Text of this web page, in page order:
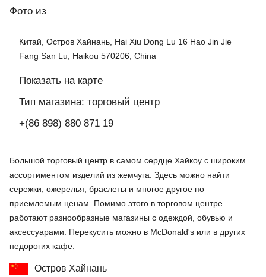
Фото из
Китай, Остров Хайнань, Hai Xiu Dong Lu 16 Hao Jin Jie
Fang San Lu, Haikou 570206, China
Показать на карте
Тип магазина: торговый центр
+(86 898) 880 871 19
Большой торговый центр в самом сердце Хайкоу с широким
ассортиментом изделий из жемчуга. Здесь можно найти
сережки, ожерелья, браслеты и многое другое по
приемлемым ценам. Помимо этого в торговом центре
работают разнообразные магазины с одеждой, обувью и
аксессуарами. Перекусить можно в McDonald's или в других
недорогих кафе.
Остров Хайнань